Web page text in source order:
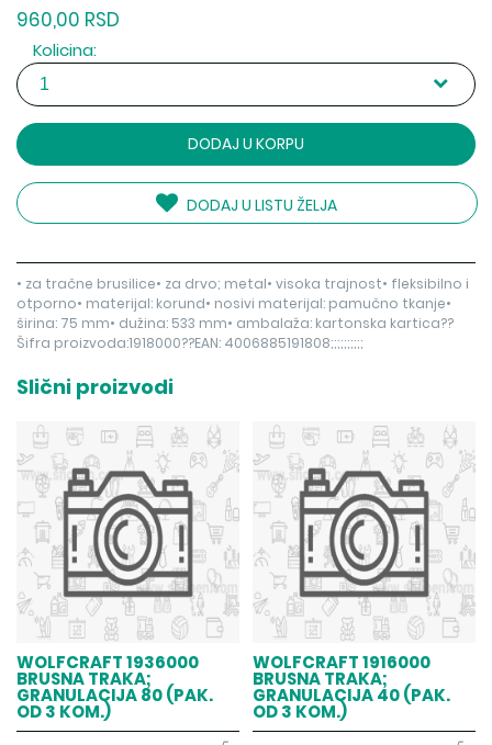
960,00 RSD
Kolicina:
DODAJ U KORPU
DODAJ U LISTU ŽELJA
• za tračne brusilice• za drvo; metal• visoka trajnost• fleksibilno i
otporno• materijal: korund• nosivi materijal: pamučno tkanje•
širina: 75 mm• dužina: 533 mm• ambalaža: kartonska kartica??
Šifra proizvoda:1918000??EAN: 4006885191808;;;;;;;;;;
Slični proizvodi
WOLFCRAFT 1936000
BRUSNA TRAKA;
GRANULACIJA 80 (PAK.
OD 3 KOM.)
WOLFCRAFT 1916000
BRUSNA TRAKA;
GRANULACIJA 40 (PAK.
OD 3 KOM.)